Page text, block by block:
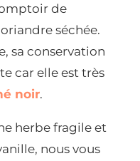
de
séchée.
sa conservation
car elle est très
noir.
herbe fragile et
nous vous